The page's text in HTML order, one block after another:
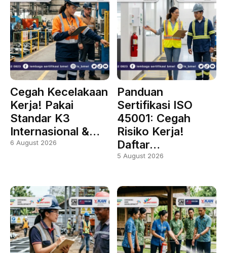
Cegah Kecelakaan
Kerja! Pakai
Standar K3
Internasional &…
6 August 2026
Panduan
Sertifikasi ISO
45001: Cegah
Risiko Kerja!
Daftar…
5 August 2026